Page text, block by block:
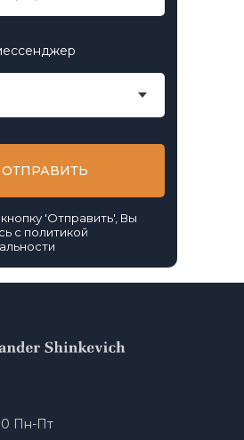
ОТПРАВИТЬ
'Отправить', Вы
с политикой
Пн-Пт